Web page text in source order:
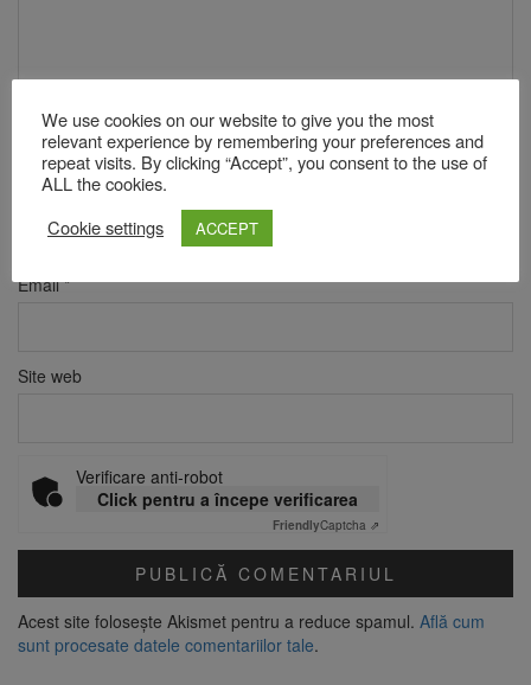
Nume*
Email*
Site web
Verificare anti-robot
Click pentru a începe verificarea
FriendlyCaptcha ⇗
Acest site folosește Akismet pentru a reduce spamul. Află cum
sunt procesate datele comentariilor tale.
We use cookies on our website to give you the most
relevant experience by remembering your preferences and
repeat visits. By clicking “Accept”, you consent to the use of
ALL the cookies.
Cookie settings
ACCEPT